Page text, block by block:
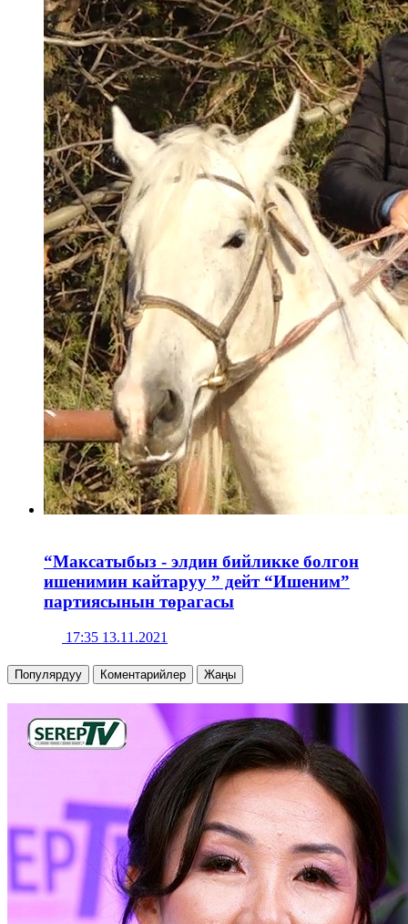
“Максатыбыз - элдин бийликке болгон
ишенимин кайтаруу ” дейт “Ишеним”
партиясынын төрагасы
17:35 13.11.2021
Популярдуу Коментарийлер Жаңы